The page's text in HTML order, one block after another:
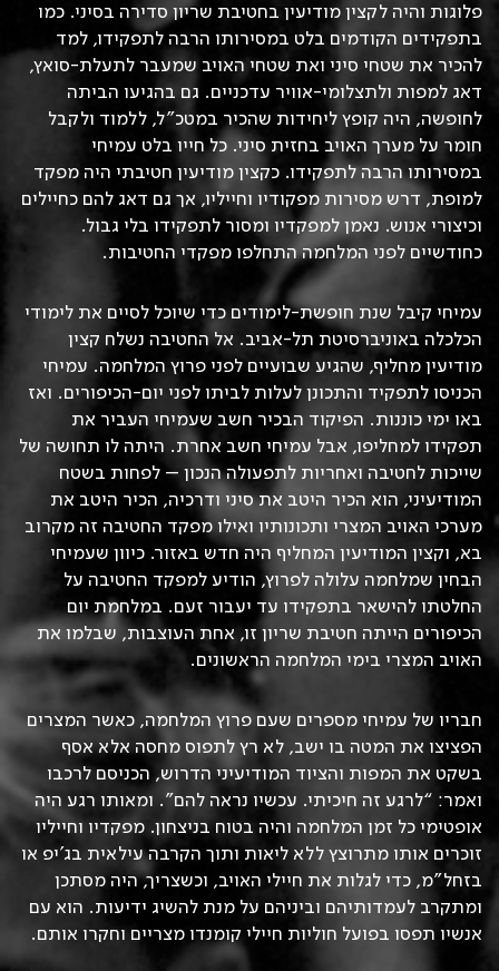
פלוגות והיה לקצין מודיעין בחטיבת שריון סדירה בסיני. כמו
בתפקידים הקודמים בלט במסירותו הרבה לתפקידו, למד
להכיר את שטחי סיני ואת שטחי האויב שמעבר לתעלת-סואץ,
דאג למפות ולתצלומי-אוויר עדכניים. גם בהגיעו הביתה
לחופשה, היה קופץ ליחידות שהכיר במטכ”ל, ללמוד ולקבל
חומר על מערך האויב בחזית סיני. כל חייו בלט עמיחי
במסירותו הרבה לתפקידו. כקצין מודיעין חטיבתי היה מפקד
למופת, דרש מסירות מפקודיו וחייליו, אך גם דאג להם כחיילים
וכיצורי אנוש. נאמן למפקדיו ומסור לתפקידו בלי גבול.
כחודשיים לפני המלחמה התחלפו מפקדי החטיבות.
עמיחי קיבל שנת חופשת-לימודים כדי שיוכל לסיים את לימודי
הכלכלה באוניברסיטת תל-אביב. אל החטיבה נשלח קצין
מודיעין מחליף, שהגיע שבועיים לפני פרוץ המלחמה. עמיחי
הכניסו לתפקיד והתכונן לעלות לביתו לפני יום-הכיפורים. ואז
באו ימי כוננות. הפיקוד הבכיר חשב שעמיחי העביר את
תפקידו למחליפו, אבל עמיחי חשב אחרת. היתה לו תחושה של
שייכות לחטיבה ואחריות לתפעולה הנכון – לפחות בשטח
המודיעיני, הוא הכיר היטב את סיני ודרכיה, הכיר היטב את
מערכי האויב המצרי ותכונותיו ואילו מפקד החטיבה זה מקרוב
בא, וקצין המודיעין המחליף היה חדש באזור. כיוון שעמיחי
הבחין שמלחמה עלולה לפרוץ, הודיע למפקד החטיבה על
החלטתו להישאר בתפקידו עד יעבור זעם. במלחמת יום
הכיפורים הייתה חטיבת שריון זו, אחת העוצבות, שבלמו את
האויב המצרי בימי המלחמה הראשונים.
חבריו של עמיחי מספרים שעם פרוץ המלחמה, כאשר המצרים
הפציצו את המטה בו ישב, לא רץ לתפוס מחסה אלא אסף
בשקט את המפות והציוד המודיעיני הדרוש, הכניסם לרכבו
ואמר: “לרגע זה חיכיתי. עכשיו נראה להם”. ומאותו רגע היה
אופטימי כל זמן המלחמה והיה בטוח בניצחון. מפקדיו וחייליו
זוכרים אותו מתרוצץ ללא ליאות ותוך הקרבה עילאית בג’יפ או
בזחל”מ, כדי לגלות את חיילי האויב, וכשצריך, היה מסתכן
ומתקרב לעמדותיהם וביניהם על מנת להשיג ידיעות. הוא עם
אנשיו תפסו בפועל חוליות חיילי קומנדו מצריים וחקרו אותם.